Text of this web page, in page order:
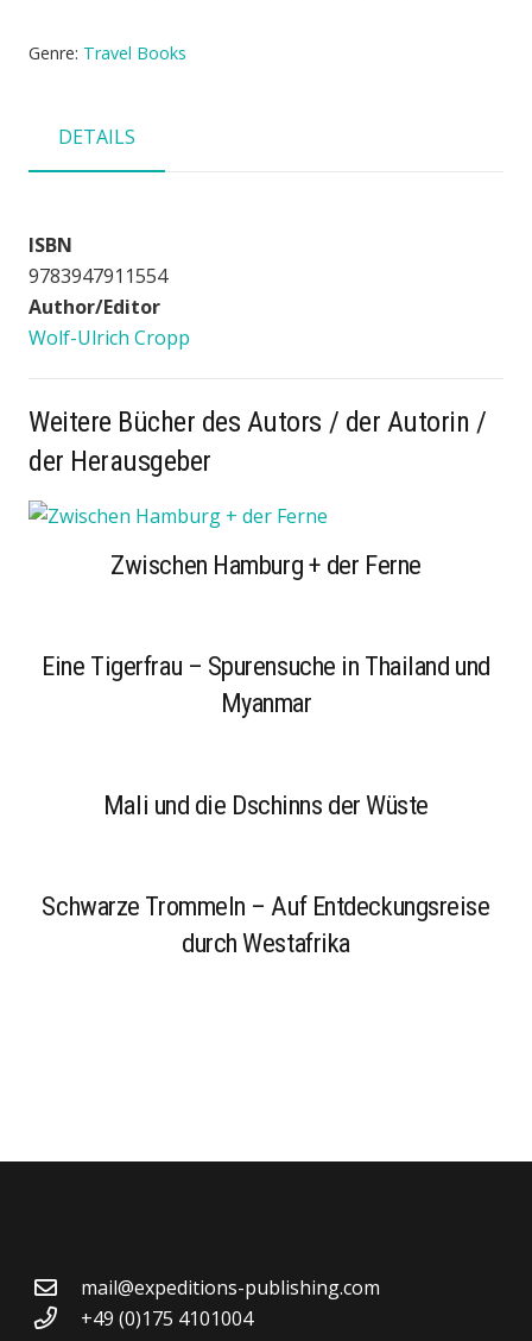
Genre: Travel Books
DETAILS
ISBN
9783947911554
Author/Editor
Wolf-Ulrich Cropp
Weitere Bücher des Autors / der Autorin /
der Herausgeber
Zwischen Hamburg + der Ferne
Eine Tigerfrau – Spurensuche in Thailand und
Myanmar
Mali und die Dschinns der Wüste
Schwarze Trommeln – Auf Entdeckungsreise
durch Westafrika
mail@expeditions-publishing.com
+49 (0)175 4101004